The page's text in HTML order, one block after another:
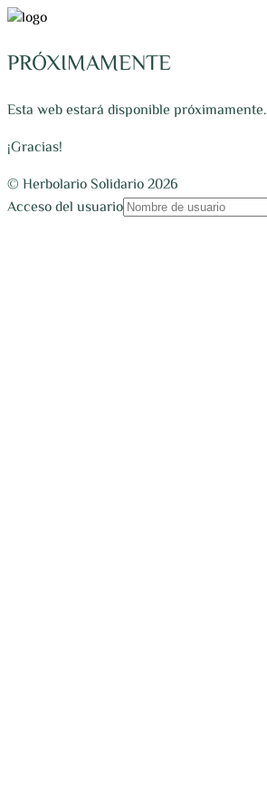
PRÓXIMAMENTE
Esta web estará disponible próximamente.
¡Gracias!
© Herbolario Solidario 2026
Acceso del usuario